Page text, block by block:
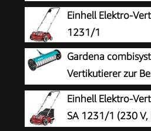
Fangkorb 30 L | 4-
Höhenverstellung/bis 4mm
(16 Messer) und
Einhell Elektro-
1231/1
Gardena
Vertikutierer zur
Unkraut und Rasenfilz, 32
robusten Rädern und
Arbeiten (3395-88)
Einhell Elektro-
SA 1231/1 (230 V,